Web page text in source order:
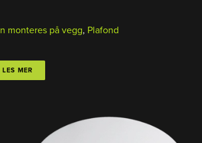
monteres på vegg, Plafond
LES MER